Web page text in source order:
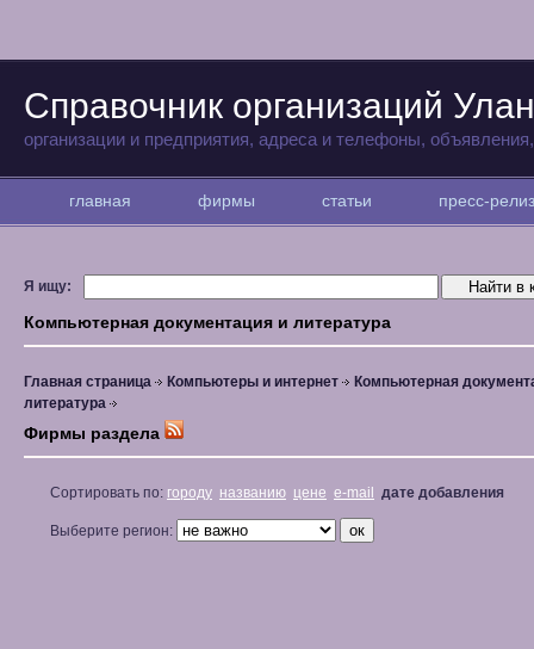
Справочник организаций
организации и предприятия, адреса и телефоны,
главная фирмы статьи пресс-
Я ищу:
Компьютерная документация и литература
Главная страница Компьютеры и интернет
Компьютерная
литература
Фирмы раздела
Сортировать по: городу названию цене e-mail дате добавления
Выберите регион: